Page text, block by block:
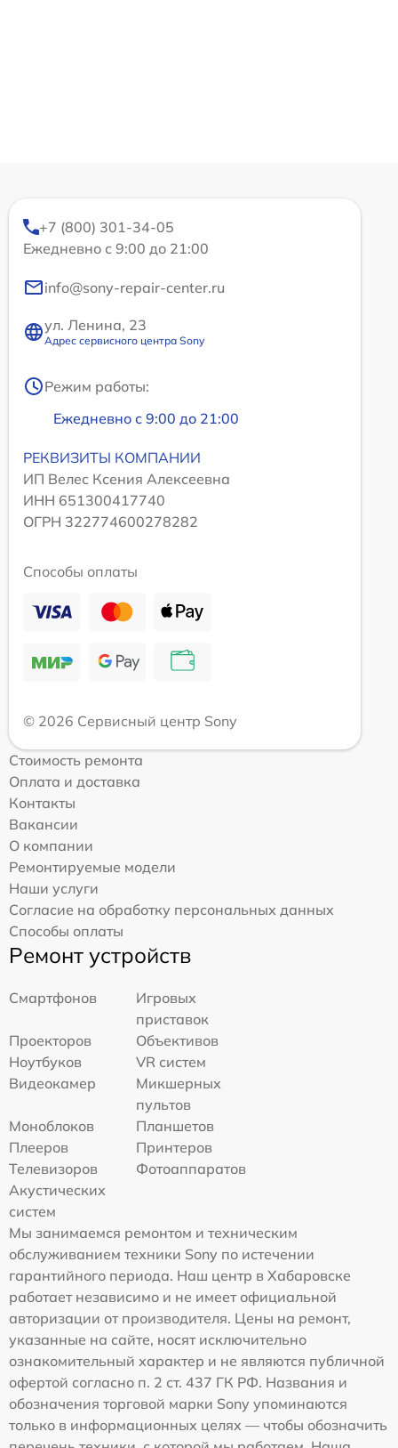
+7 (800) 301-34-05
Ежедневно с 9:00 до 21:00
info@sony-repair-center.ru
ул. Ленина, 23
Адрес сервисного центра Sony
Режим работы:
Ежедневно с 9:00 до 21:00
РЕКВИЗИТЫ КОМПАНИИ
ИП Велес Ксения Алексеевна
ИНН 651300417740
ОГРН 322774600278282
Способы оплаты
© 2026 Сервисный центр Sony
Стоимость ремонта
Оплата и доставка
Контакты
Вакансии
О компании
Ремонтируемые модели
Наши услуги
Согласие на обработку персональных данных
Способы оплаты
Ремонт устройств
Смартфонов
Игровых
приставок
Проекторов
Объективов
Ноутбуков
VR систем
Видеокамер
Микшерных
пультов
Моноблоков
Планшетов
Плееров
Принтеров
Телевизоров
Фотоаппаратов
Акустических
систем
Мы занимаемся ремонтом и техническим
обслуживанием техники Sony по истечении
гарантийного периода. Наш центр в Хабаровске
работает независимо и не имеет официальной
авторизации от производителя. Цены на ремонт,
указанные на сайте, носят исключительно
ознакомительный характер и не являются публичной
офертой согласно п. 2 ст. 437 ГК РФ. Названия и
обозначения торговой марки Sony упоминаются
только в информационных целях — чтобы обозначить